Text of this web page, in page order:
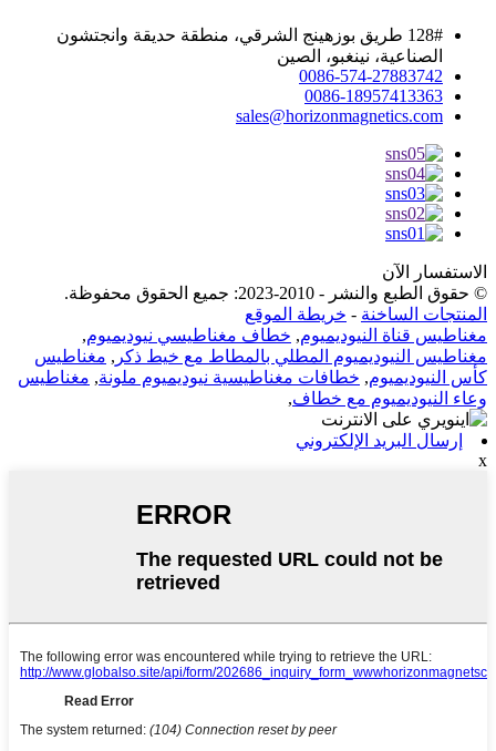
128# طريق بوزهينج الشرقي، منطقة حديقة وانجتشون
الصناعية، نينغبو، الصين
0086-574-27883742
0086-18957413363
sales@horizonmagnetics.com
الاستفسار الآن
© حقوق الطبع والنشر - 2010-2023: جميع الحقوق محفوظة.
المنتجات الساخنة - خريطة الموقع
مغناطيس قناة النيوديميوم, خطاف مغناطيسي نيوديميوم,
مغناطيس النيوديميوم المطلي بالمطاط مع خيط ذكر , مغناطيس
كأس النيوديميوم, خطافات مغناطيسية نيوديميوم ملونة, مغناطيس
وعاء النيوديميوم مع خطاف,
إرسال البريد الإلكتروني
x